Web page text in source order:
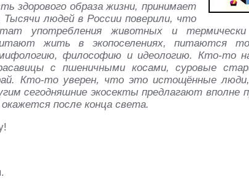
здорового образа жизни, принимает
людей в России поверили, что
употребления животных и термически
жить в экопоселениях, питаются
философию и идеологию. Кто-то
с пшеничными косами, суровые
рай. Кто-то уверен, что это истощённые
сегодняшние экосекты предлагают вполне
после конца света.